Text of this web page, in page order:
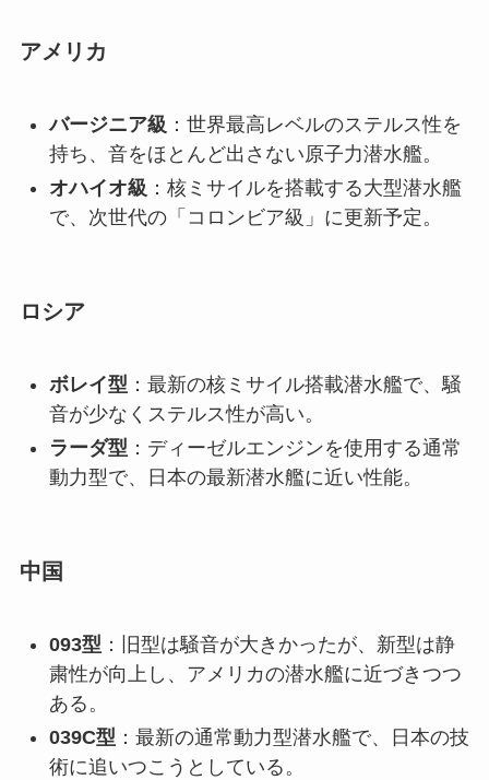
アメリカ
バージニア級 ：世界最高レベルのステルス性を
持ち、音をほとんど出さない原子力潜水艦。
オハイオ級 ：核ミサイルを搭載する大型潜水艦
で、次世代の「コロンビア級」に更新予定。
ロシア
ボレイ型 ：最新の核ミサイル搭載潜水艦で、騒
音が少なくステルス性が高い。
ラーダ型 ：ディーゼルエンジンを使用する通常
動力型で、日本の最新潜水艦に近い性能。
中国
093型 ：旧型は騒音が大きかったが、新型は静
粛性が向上し、アメリカの潜水艦に近づきつつ
ある。
039C型 ：最新の通常動力型潜水艦で、日本の技
術に追いつこうとしている。